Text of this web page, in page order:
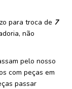
para troca de 7
não
pelo nosso
com peças em
passar